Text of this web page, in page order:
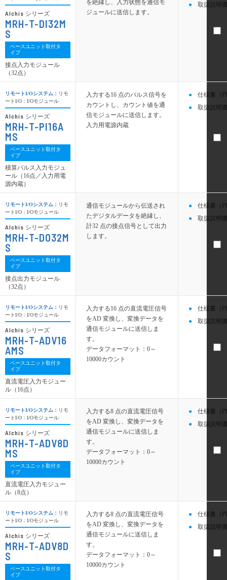
を絶縁し、入力状態を通信モ
ジュールに送信します。
取扱説明
入力する16 点のパルス信号を
カウントし、カウント値を通
信モジュールに送信します。
入力用電源内蔵
仕様書（
取扱説明
通信モジュールから伝送され
たデジタルデータを絶縁し、
計32 点の接点信号として出力
します。
仕様書（
取扱説明
入力する16 点の直流電圧信号
をAD 変換し、変換データを
通信モジュールに送信しま
す。
データフォーマット：0～
10000カウント
仕様書（
取扱説明
入力する8 点の直流電圧信号
をAD 変換し、変換データを
通信モジュールに送信しま
す。
データフォーマット：0～
10000カウント
仕様書（
取扱説明
入力する8 点の直流電圧信号
をAD 変換し、変換データを
通信モジュールに送信しま
す。
データフォーマット：0～
10000カウント
仕様書（
取扱説明
Alchis シリーズ
MRH-T-DI32M
S
ベースユニット取付タ
イプ
接点入力モジュール
（32点）
リモートI/Oシステム： リモ
ートI/O：I/Oモジュール
Alchis シリーズ
MRH-T-PI16A
MS
ベースユニット取付タ
イプ
積算パルス入力モジュ
ール（16点／入力用電
源内蔵）
リモートI/Oシステム： リモ
ートI/O：I/Oモジュール
Alchis シリーズ
MRH-T-DO32M
S
ベースユニット取付タ
イプ
接点出力モジュール
（32点）
リモートI/Oシステム： リモ
ートI/O：I/Oモジュール
Alchis シリーズ
MRH-T-ADV16
AMS
ベースユニット取付タ
イプ
直流電圧入力モジュー
ル（16点）
リモートI/Oシステム： リモ
ートI/O：I/Oモジュール
Alchis シリーズ
MRH-T-ADV8D
MS
ベースユニット取付タ
イプ
直流電圧入力モジュー
ル（8点）
リモートI/Oシステム： リモ
ートI/O：I/Oモジュール
Alchis シリーズ
MRH-T-ADV8D
S
ベースユニット取付タ
イプ